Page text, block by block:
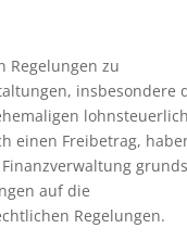
Regelungen zu
insbesondere
einen Freibetrag,
auf die
Regelungen.